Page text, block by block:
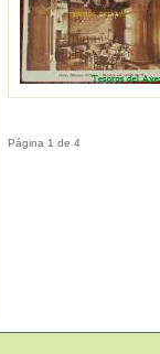
Página 1 de 4